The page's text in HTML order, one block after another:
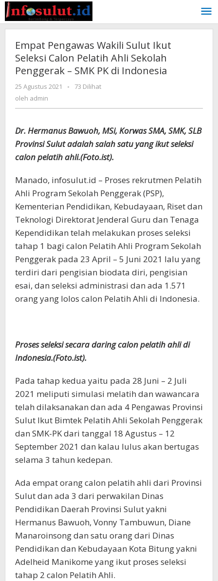
Lewati
ke
konten
Empat Pengawas Wakili Sulut Ikut
Seleksi Calon Pelatih Ahli Sekolah
Penggerak – SMK PK di Indonesia
25 Agustus 2021
oleh
-
73 Dilihat
oleh admin
Dr. Hermanus Bawuoh, MSi, Korwas SMA, SMK, SLB
Provinsi Sulut adalah salah satu yang ikut seleksi
calon pelatih ahli.(Foto.ist).
Manado, infosulut.id – Proses rekrutmen Pelatih
Ahli Program Sekolah Penggerak (PSP),
Kementerian Pendidikan, Kebudayaan, Riset dan
Teknologi Direktorat Jenderal Guru dan Tenaga
Kependidikan telah melakukan proses seleksi
tahap 1 bagi calon Pelatih Ahli Program Sekolah
Penggerak pada 23 April – 5 Juni 2021 lalu yang
terdiri dari pengisian biodata diri, pengisian
esai, dan seleksi administrasi dan ada 1.571
orang yang lolos calon Pelatih Ahli di Indonesia.
Proses seleksi secara daring calon pelatih ahli di
Indonesia.(Foto.ist).
Pada tahap kedua yaitu pada 28 Juni – 2 Juli
2021 meliputi simulasi melatih dan wawancara
telah dilaksanakan dan ada 4 Pengawas Provinsi
Sulut Ikut Bimtek Pelatih Ahli Sekolah Penggerak
dan SMK-PK dari tanggal 18 Agustus – 12
September 2021 dan kalau lulus akan bertugas
selama 3 tahun kedepan.
Ada empat orang calon pelatih ahli dari Provinsi
Sulut dan ada 3 dari perwakilan Dinas
Pendidikan Daerah Provinsi Sulut yakni
Hermanus Bawuoh, Vonny Tambuwun, Diane
Manaroinsong dan satu orang dari Dinas
Pendidikan dan Kebudayaan Kota Bitung yakni
Adelheid Manikome yang ikut proses seleksi
tahap 2 calon Pelatih Ahli.